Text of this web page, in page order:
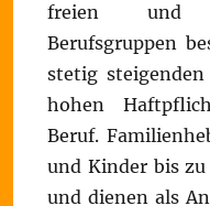
freien und
Berufsgruppen
stetig
hohen
Beruf.
und Kinder bis
und dienen als